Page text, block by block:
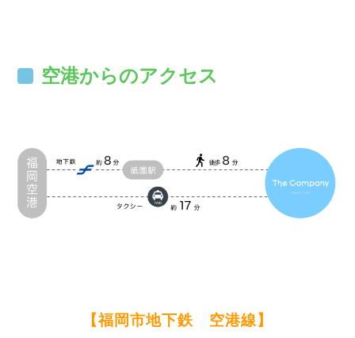
空港からのアクセス
【福岡市地下鉄 空港線】